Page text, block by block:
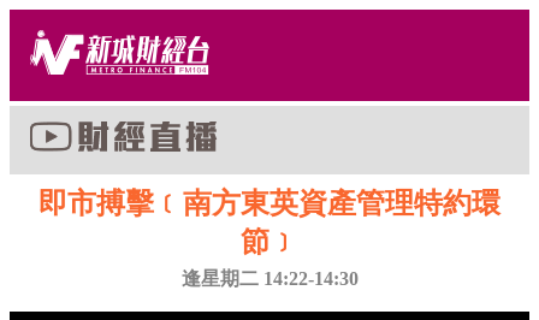
即市搏擊﹝南方東英資產管理特約環
節﹞
逢星期二 14:22-14:30